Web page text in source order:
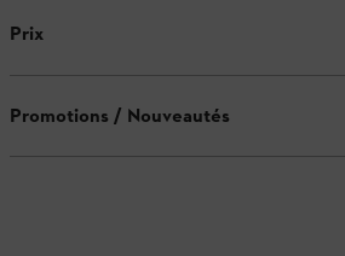
Prix
Promotions / Nouveautés